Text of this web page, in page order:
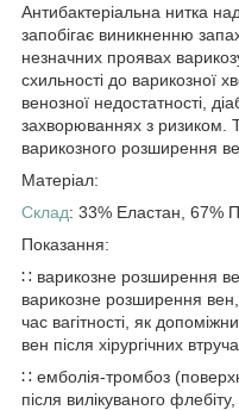
Антибактеріальна нитка
запобігає виникненню
незначних проявах
схильності до варикозної
венозної недостатності,
захворюваннях з ризиком.
варикозного розширення
Матеріал:
Склад: 33% Еластан, 67%
Показання:
∷ варикозне розширення
варикозне розширення
час вагітності, як
вен після хірургічних
∷ емболія-тромбоз
після вилікуваного